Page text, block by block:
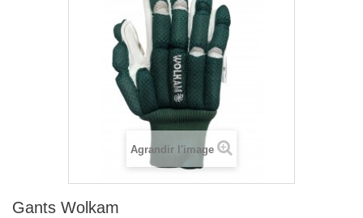
Agrandir l'image
Gants Wolkam